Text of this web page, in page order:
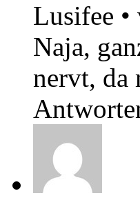
Lusifee •
Naja,
nervt, da